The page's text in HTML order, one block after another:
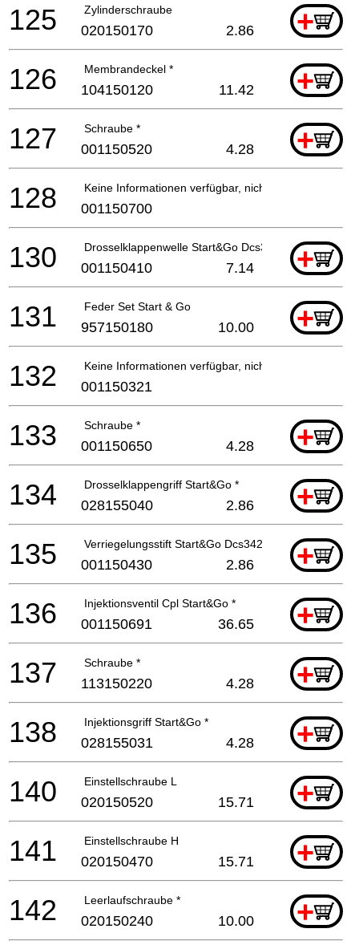
Zylinderschraube +
125 020150170 2.86
Membrandeckel * +
126 104150120 11.42
Schraube * +
127 001150520 4.28
Keine Informationen verfügbar, nicht bestellbar
128 001150700
Drosselklappenwelle Start&Go Dcs342 * +
130 001150410 7.14
Feder Set Start & Go +
131 957150180 10.00
Keine Informationen verfügbar, nicht bestellbar
132 001150321
Schraube * +
133 001150650 4.28
Drosselklappengriff Start&Go * +
134 028155040 2.86
Verriegelungsstift Start&Go Dcs342 * +
135 001150430 2.86
Injektionsventil Cpl Start&Go * +
136 001150691 36.65
Schraube * +
137 113150220 4.28
Injektionsgriff Start&Go * +
138 028155031 4.28
Einstellschraube L +
140 020150520 15.71
Einstellschraube H +
141 020150470 15.71
Leerlaufschraube * +
142 020150240 10.00